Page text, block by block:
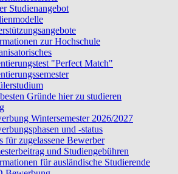
Studienangebot
zur Hochschule
"Perfect Match"
Gründe hier zu studieren
Wintersemester 2026/2027
und -status
für zugelassene Bewerber
und Studiengebühren
für ausländische Studierende